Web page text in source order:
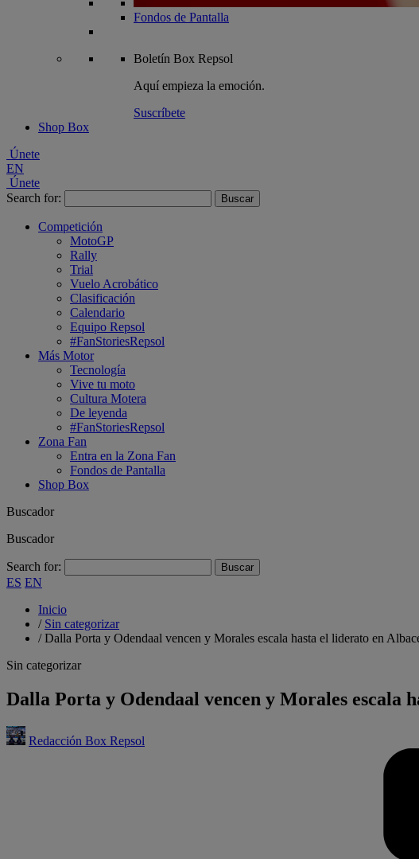
Fondos de Pantalla
Boletín Box Repsol
Aquí empieza la emoción.
Suscríbete
Shop Box
Únete
EN
Únete
Search for:
Competición
MotoGP
Rally
Trial
Vuelo Acrobático
Clasificación
Calendario
Equipo Repsol
#FanStoriesRepsol
Más Motor
Tecnología
Vive tu moto
Cultura Motera
De leyenda
#FanStoriesRepsol
Zona Fan
Entra en la Zona Fan
Fondos de Pantalla
Shop Box
Buscador
Buscador
Search for:
ES EN
Inicio
/ Sin categorizar
/Dalla Porta y Odendaal vencen y Morales escala hasta el liderato en
Sin categorizar
Dalla Porta y Odendaal vencen y Morales escala
Redacción Box Repsol